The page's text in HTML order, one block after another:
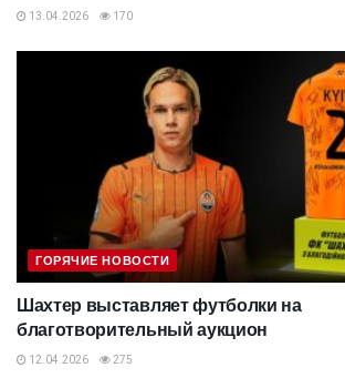
13.04.2026 170
ГОРЯЧИЕ НОВОСТИ
Шахтер выставляет футболки на
благотворительный аукцион
12.04.2026 275